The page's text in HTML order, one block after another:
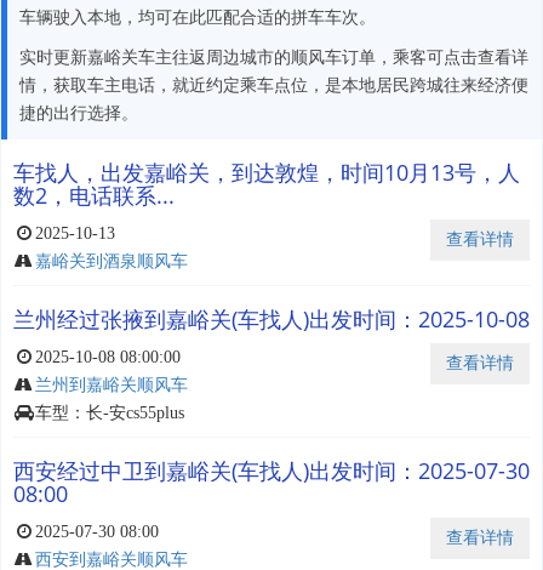
车辆驶入本地，均可在此匹配合适的拼车车次。
实时更新嘉峪关车主往返周边城市的顺风车订单，乘客可点击查看详
情，获取车主电话，就近约定乘车点位，是本地居民跨城往来经济便
捷的出行选择。
车找人，出发嘉峪关，到达敦煌，时间10月13号，人
数2，电话联系...
查看详情
2025-10-13
嘉峪关到酒泉顺风车
兰州经过张掖到嘉峪关(车找人)出发时间：2025-10-08
查看详情
2025-10-08 08:00:00
兰州到嘉峪关顺风车
车型：长-安cs55plus
西安经过中卫到嘉峪关(车找人)出发时间：2025-07-30
08:00
查看详情
2025-07-30 08:00
西安到嘉峪关顺风车